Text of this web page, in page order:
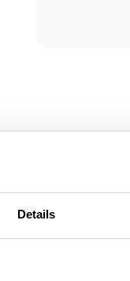
Details